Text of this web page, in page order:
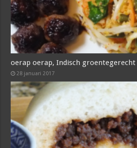
oerap oerap, Indisch groentegerecht
28 januari 2017